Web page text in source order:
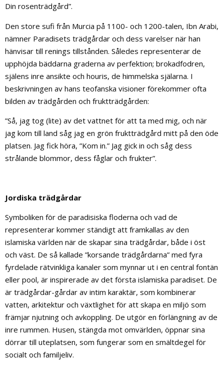
Din rosenträdgård”.
Den store sufi från Murcia på 1100- och 1200-talen, Ibn Arabi,
nämner Paradisets trädgårdar och dess varelser när han
hänvisar till renings tillstånden. Således representerar de
upphöjda bäddarna graderna av perfektion; brokadfodren,
själens inre ansikte och houris, de himmelska själarna. I
beskrivningen av hans teofanska visioner förekommer ofta
bilden av trädgården och fruktträdgården:
”Så, jag tog (lite) av det vattnet för att ta med mig, och när
jag kom till land såg jag en grön fruktträdgård mitt på den öde
platsen. Jag fick höra, ”Kom in.” Jag gick in och såg dess
strålande blommor, dess fåglar och frukter”.
Jordiska trädgårdar
Symboliken för de paradisiska floderna och vad de
representerar kommer ständigt att framkallas av den
islamiska världen när de skapar sina trädgårdar, både i öst
och väst. De så kallade ”korsande trädgårdarna” med fyra
fyrdelade rätvinkliga kanaler som mynnar ut i en central fontän
eller pool, är inspirerade av det första islamiska paradiset. De
är trädgårdar-gårdar av intim karaktär, som kombinerar
vatten, arkitektur och växtlighet för att skapa en miljö som
främjar njutning och avkoppling. De utgör en förlängning av de
inre rummen. Husen, stängda mot omvärlden, öppnar sina
dörrar till uteplatsen, som fungerar som en smältdegel för
socialt och familjeliv.